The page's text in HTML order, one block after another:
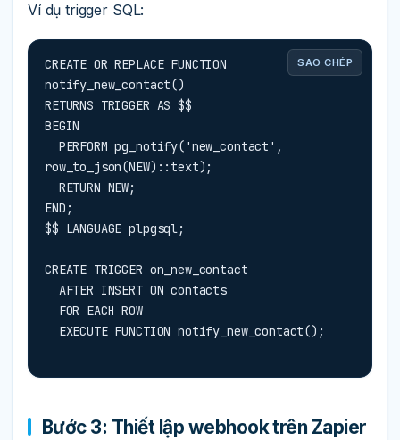
Ví dụ trigger SQL:
SAO CHÉP
CREATE OR REPLACE FUNCTION
notify_new_contact()
RETURNS TRIGGER AS $$
BEGIN
row_to_json(NEW)::text);
END;
$$ LANGUAGE plpgsql;
CREATE TRIGGER on_new_contact
  EXECUTE FUNCTION notify_new_contact();
Bước 3: Thiết lập webhook trên Zapier